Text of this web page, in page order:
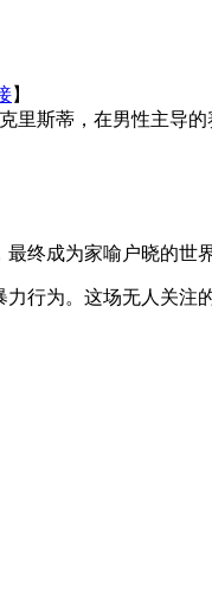
】
斯蒂，在男性主导
终成为家喻户晓的世界
行为。这场无人关